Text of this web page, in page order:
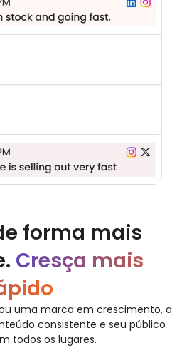
forma mais
Cresça mais
uma marca em crescimento, a
consistente e seu público
todos os lugares.